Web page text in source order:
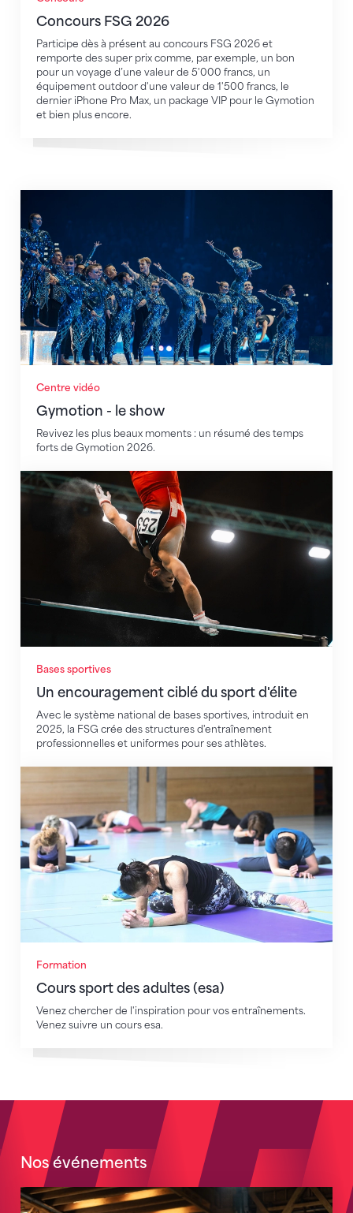
Concours FSG 2026
Participe dès à présent au concours FSG 2026 et
remporte des super prix comme, par exemple, un bon
pour un voyage d’une valeur de 5'000 francs, un
équipement outdoor d'une valeur de 1'500 francs, le
dernier iPhone Pro Max, un package VIP pour le Gymotion
et bien plus encore.
Centre vidéo
Gymotion - le show
Revivez les plus beaux moments : un résumé des temps
forts de Gymotion 2026.
Bases sportives
Un encouragement ciblé du sport d'élite
Avec le système national de bases sportives, introduit en
2025, la FSG crée des structures d'entraînement
professionnelles et uniformes pour ses athlètes.
Un encouragement ciblé du sport d'élite
Formation
Cours sport des adultes (esa)
Venez chercher de l'inspiration pour vos entraînements.
Venez suivre un cours esa.
Cours sport des adultes (esa)
Nos événements
Schweizer Meisterschaften Vereinsturnen